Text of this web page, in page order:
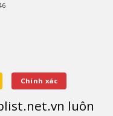
Chính xác
luôn